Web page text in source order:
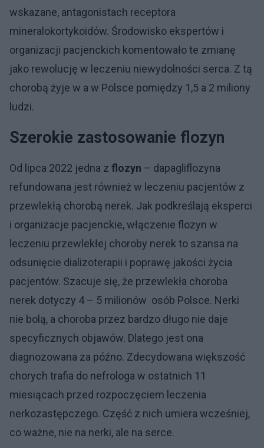
wskazane, antagonistach receptora
mineralokortykoidów. Środowisko ekspertów i
organizacji pacjenckich komentowało te zmianę
jako rewolucję w leczeniu niewydolności serca. Z tą
chorobą żyje w a w Polsce pomiędzy 1,5 a 2 miliony
ludzi.
Szerokie zastosowanie flozyn
Od lipca 2022 jedna z flozyn – dapagliflozyna
refundowana jest również w leczeniu pacjentów z
przewlekłą chorobą nerek. Jak podkreślają eksperci
i organizacje pacjenckie, włączenie flozyn w
leczeniu przewlekłej choroby nerek to szansa na
odsunięcie dializoterapii i poprawę jakości życia
pacjentów. Szacuje się, że przewlekła choroba
nerek dotyczy 4 – 5 milionów osób Polsce. Nerki
nie bolą, a choroba przez bardzo długo nie daje
specyficznych objawów. Dlatego jest ona
diagnozowana za późno. Zdecydowana większość
chorych trafia do nefrologa w ostatnich 11
miesiącach przed rozpoczęciem leczenia
nerkozastępczego. Część z nich umiera wcześniej,
co ważne, nie na nerki, ale na serce.